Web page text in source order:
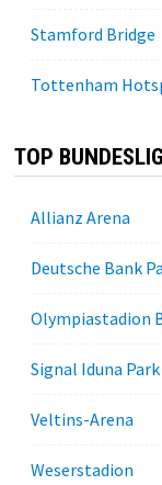
Stamford Bridge
Tottenham
TOP
Allianz Arena
Deutsche Bank
Olympiastadion
Signal Iduna Park
Veltins-Arena
Weserstadion